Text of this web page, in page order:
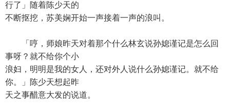
行了」随着陈少天的
不断抠挖，苏美娴开始一声接着一声的浪叫。
「哼，师娘昨天对着那个什么林玄说孙媳谨记是怎么回
事呀？就不给你个小
浪妇，明明是我的女人，还对外人说什么孙媳谨记。就不给
你。」陈少天想起昨
天之事醋意大发的说道。